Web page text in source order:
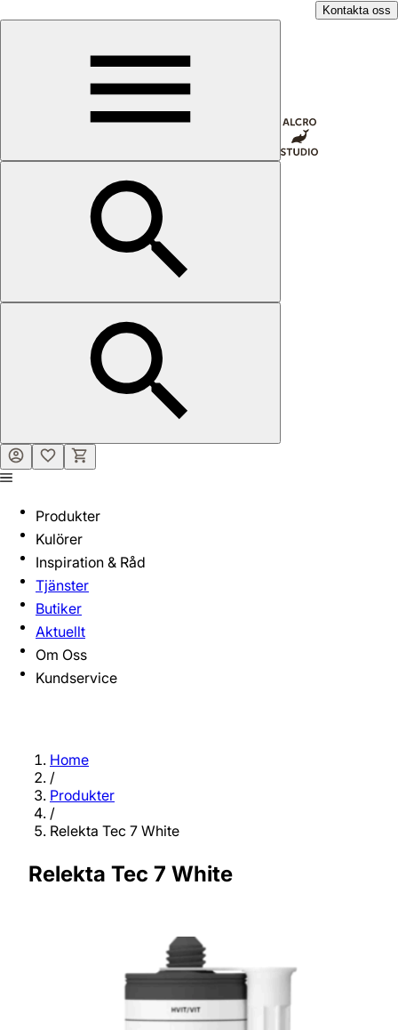
Kontakta oss
Produkter
Kulörer
Inspiration & Råd
Tjänster
Butiker
Aktuellt
Om Oss
Kundservice
Home
/
Produkter
/
Relekta Tec 7 White
Relekta Tec 7 White